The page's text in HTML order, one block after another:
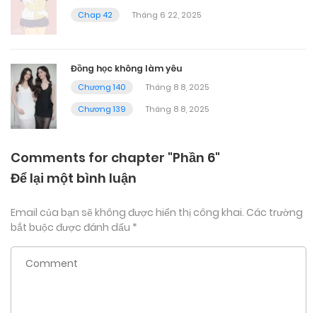
Chap 42
Tháng 6 22, 2025
Đồng học không làm yêu
Chương 140
Tháng 8 8, 2025
Chương 139
Tháng 8 8, 2025
Comments for chapter "Phần 6"
Để lại một bình luận
Email của bạn sẽ không được hiển thị công khai. Các trường
bắt buộc được đánh dấu *